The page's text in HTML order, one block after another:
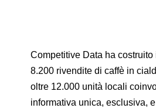
Competitive Data ha costruito
8.200 rivendite di caffè in
oltre 12.000 unità locali
informativa unica, esclusiva,